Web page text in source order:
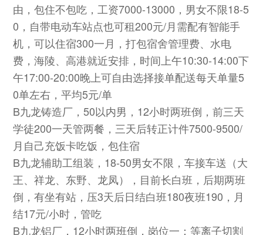
由，包住不包吃，工资7000-13000，男女不限18-5
0，自带电动车站点也可租200元/月需配有智能手
机，可以住宿300一月，打包宿舍管理费、水电
费，海陵、高港就近安排，时间上午10:30-14:00下
午17:00-20:00晚上可自由选择接单配送每天单量5
0单左右，平均5元/单
B九龙铸造厂，50以内男，12小时两班倒，前三天
学徒200一天管两餐，三天后转正计件7500-9500/
月自己充饭卡吃饭，包住宿
B九龙辅助工组装，18-50男女不限，车接车送（大
王、祥龙、东野、龙凤），目前长白班，后期两班
倒，有坐有站，压3天后日结白班180夜班190，月
结17元/小时，管吃
B九龙铝厂，12小时两班倒，岗位一：等离子切割